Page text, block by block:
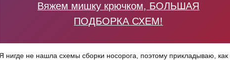
Вяжем мишку крючком, БОЛЬШАЯ
ПОДБОРКА СХЕМ!
Я нигде не нашла схемы сборки носорога, поэтому прикладываю, как